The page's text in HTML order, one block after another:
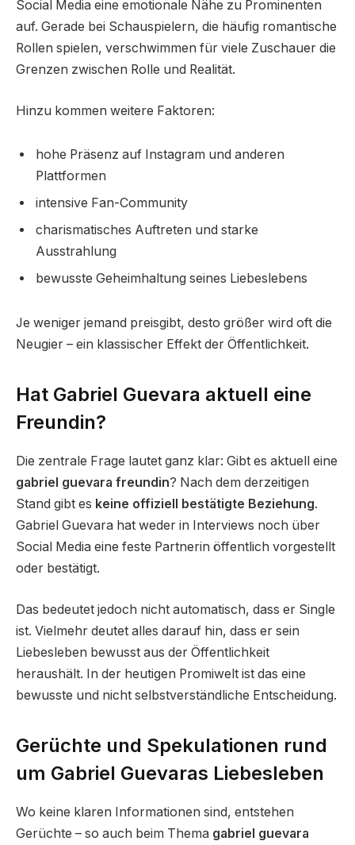
Social Media eine emotionale Nähe zu Prominenten
auf. Gerade bei Schauspielern, die häufig romantische
Rollen spielen, verschwimmen für viele Zuschauer die
Grenzen zwischen Rolle und Realität.
Hinzu kommen weitere Faktoren:
hohe Präsenz auf Instagram und anderen
Plattformen
intensive Fan-Community
charismatisches Auftreten und starke
Ausstrahlung
bewusste Geheimhaltung seines Liebeslebens
Je weniger jemand preisgibt, desto größer wird oft die
Neugier – ein klassischer Effekt der Öffentlichkeit.
Hat Gabriel Guevara aktuell eine
Freundin?
Die zentrale Frage lautet ganz klar: Gibt es aktuell eine
gabriel guevara freundin? Nach dem derzeitigen
Stand gibt es keine offiziell bestätigte Beziehung.
Gabriel Guevara hat weder in Interviews noch über
Social Media eine feste Partnerin öffentlich vorgestellt
oder bestätigt.
Das bedeutet jedoch nicht automatisch, dass er Single
ist. Vielmehr deutet alles darauf hin, dass er sein
Liebesleben bewusst aus der Öffentlichkeit
heraushält. In der heutigen Promiwelt ist das eine
bewusste und nicht selbstverständliche Entscheidung.
Gerüchte und Spekulationen rund
um Gabriel Guevaras Liebesleben
Wo keine klaren Informationen sind, entstehen
Gerüchte – so auch beim Thema gabriel guevara